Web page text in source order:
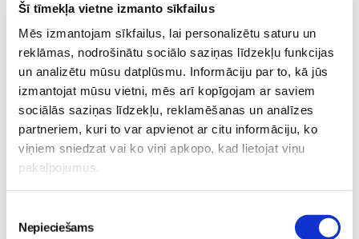
Šī tīmekļa vietne izmanto sīkfailus
Mēs izmantojam sīkfailus, lai personalizētu saturu un
reklāmas, nodrošinātu sociālo saziņas līdzekļu funkcijas
un analizētu mūsu datplūsmu. Informāciju par to, kā jūs
izmantojat mūsu vietni, mēs arī kopīgojam ar saviem
sociālās saziņas līdzekļu, reklamēšanas un analīzes
partneriem, kuri to var apvienot ar citu informāciju, ko
viņiem sniedzat vai ko viņi apkopo, kad lietojat viņu
pakalpojumus.
izvēle
Nepieciešams
kam?”!
26. May 18:12
Piesakies mūzikas
digitālo tehnoloģiju